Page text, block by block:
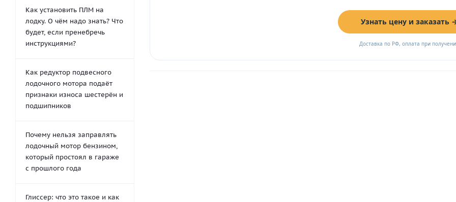
Узнать цену и заказать
Доставка по РФ, оплата при
Как установить ПЛМ на
лодку. О чём надо знать? Что
будет, если пренебречь
инструкциями?
Как редуктор подвесного
лодочного мотора подаёт
признаки износа шестерён и
подшипников
Почему нельзя заправлять
лодочный мотор бензином,
который простоял в гараже
с прошлого года
Глиссер: что это такое и как